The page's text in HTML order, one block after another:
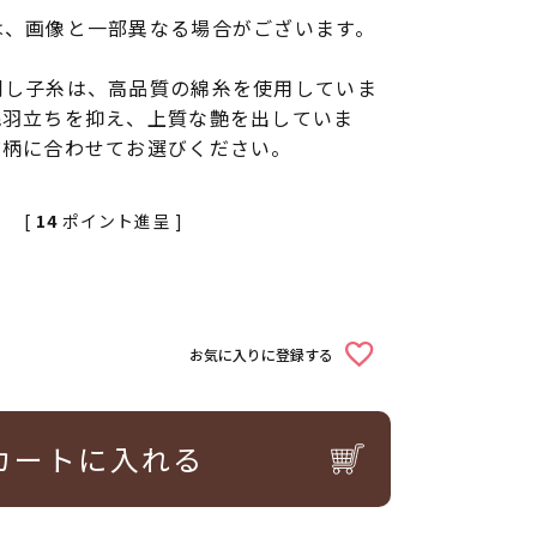
画像と一部異なる場合がございます。
子糸は、高品質の綿糸を使用していま
立ちを抑え、上質な艶を出していま
に合わせてお選びください。
[ 14 ポイント進呈 ]
お気に入りに登録する
ートに入れる